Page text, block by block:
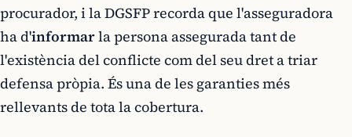
procurador, i la DGSFP recorda que l'asseguradora
ha d'informarla persona assegurada tant de
l'existència del conflicte com del seu dret a triar
defensa pròpia. És una de les garanties més
rellevants de tota la cobertura.